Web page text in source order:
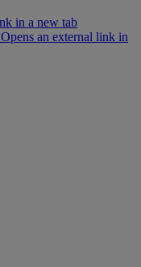
in a new tab
an external link in